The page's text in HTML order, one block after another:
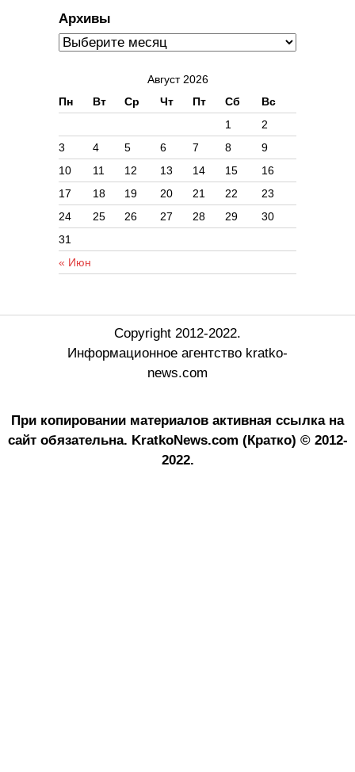
Архивы
Август 2026
Пн
Вт Ср Чт Пт Сб Вс
« Июн
1
2
3
4 5 6 7 8
9
10
11 12 13 14 15
16
17
18 19 20 21 22
23
24
25 26 27 28 29
30
31
Copyright 2012-2022.
Информационное агентство kratko-
news.com
При копировании материалов активная ссылка на
сайт обязательна. KratkoNews.com (Кратко) © 2012-
2022.